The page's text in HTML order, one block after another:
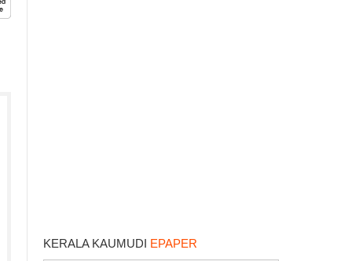
KERALA KAUMUDI EPAPER